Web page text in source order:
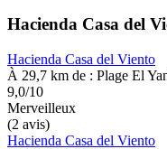
Hacienda Casa del
Hacienda Casa del Viento
À 29,7 km de : Plage El
9,0/10
Merveilleux
(2 avis)
Hacienda Casa del Viento